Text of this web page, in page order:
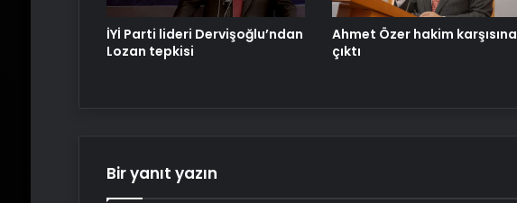
İYİ Parti lideri Dervişoğlu’ndan
Lozan tepkisi
Ahmet Özer hakim karşısına
çıktı
Bir yanıt yazın